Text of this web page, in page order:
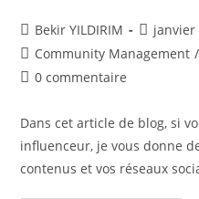
Auteur/autrice
de
la
publication :
Bekir YILDIRIM
publiée :
janvier
Post
category:
Community Management /
Commentaires
la
publication :
0 commentaire
Dans cet article de blog, si
influenceur, je vous donne
contenus et vos réseaux